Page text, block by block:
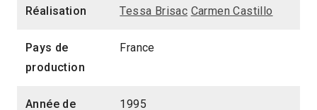
Réalisation Tessa Brisac Carmen Castillo
Pays de
production
France
Année de
1995